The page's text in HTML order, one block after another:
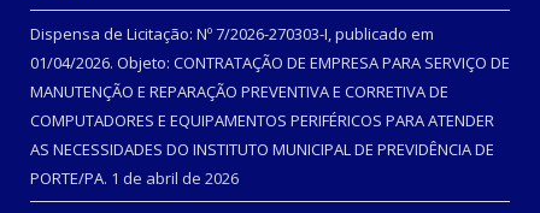
Dispensa de Licitação: Nº 7/2026-270303-I, publicado em
01/04/2026. Objeto: CONTRATAÇÃO DE EMPRESA PARA SERVIÇO DE
MANUTENÇÃO E REPARAÇÃO PREVENTIVA E CORRETIVA DE
COMPUTADORES E EQUIPAMENTOS PERIFÉRICOS PARA ATENDER
AS NECESSIDADES DO INSTITUTO MUNICIPAL DE PREVIDÊNCIA DE
PORTE/PA. 1 de abril de 2026